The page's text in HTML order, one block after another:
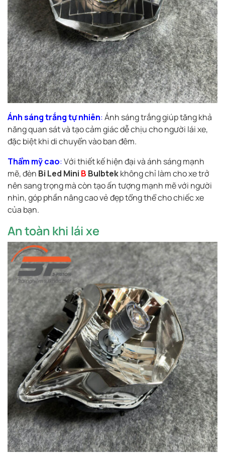
Ánh sáng trắng tự nhiên:Ánh sáng trắng giúp tăng khả
năng quan sát và tạo cảm giác dễ chịu cho người lái xe,
đặc biệt khi di chuyển vào ban đêm.
Thẩm mỹ cao:Với thiết kế hiện đại và ánh sáng mạnh
mẽ, đèn Bi Led Mini B Bulbtekkhông chỉ làm cho xe trở
nên sang trọng mà còn tạo ấn tượng mạnh mẽ với người
nhìn, góp phần nâng cao vẻ đẹp tổng thể cho chiếc xe
của bạn.
An toàn khi lái xe